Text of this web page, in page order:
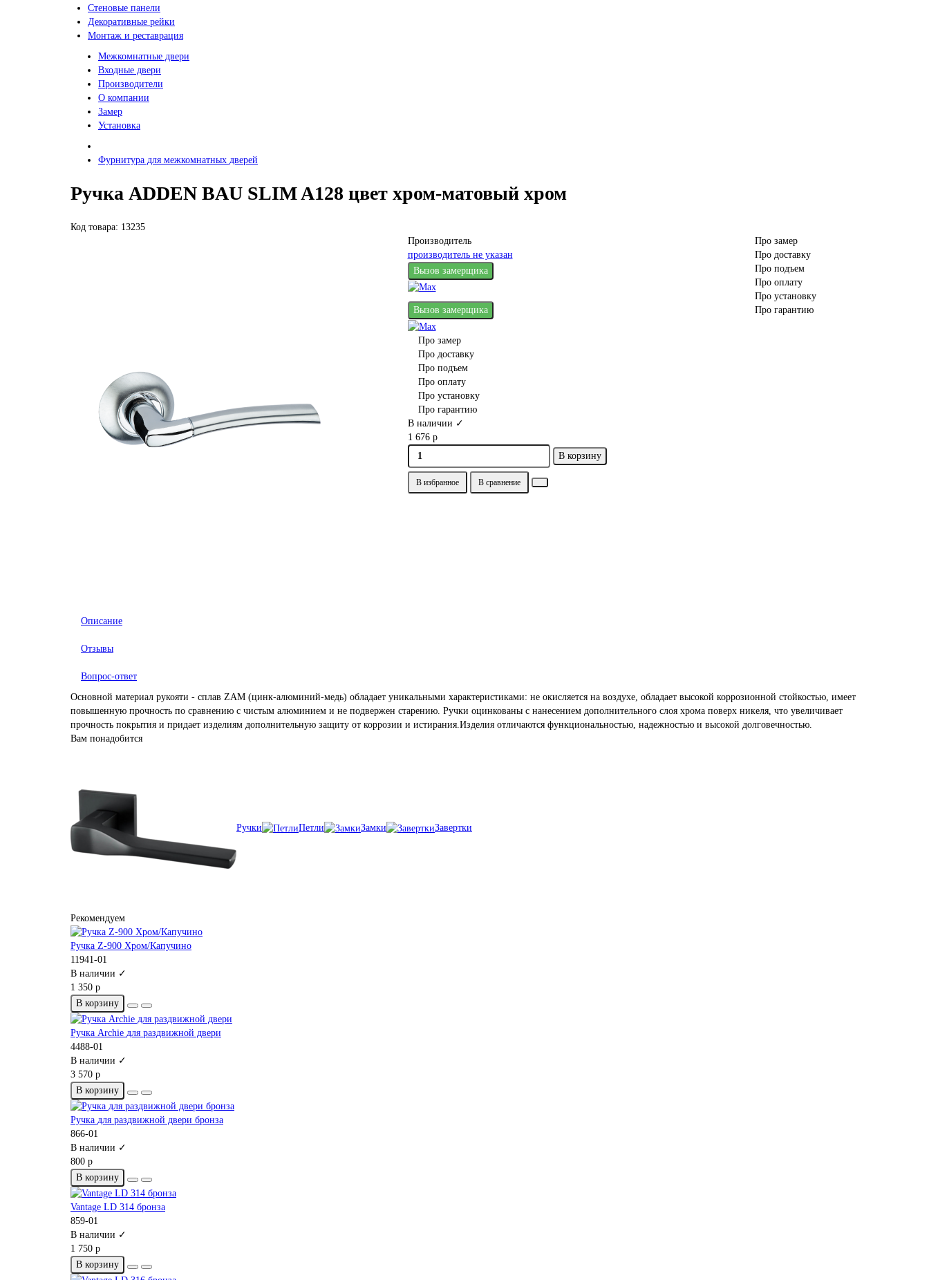
Стеновые панели
Декоративные рейки
Монтаж и реставрация
Межкомнатные двери
Входные двери
Производители
О компании
Замер
Установка
Фурнитура для межкомнатных дверей
Ручка ADDEN BAU SLIM A128 цвет хром-матовый хром
Код товара: 13235
Производитель
производитель не указан
Вызов замерщика
Вызов замерщика
Про замер
Про доставку
Про подъем
Про оплату
Про установку
Про гарантию
В наличии ✓
1 676 р
В корзину
В избранное В сравнение
Про замер
Про доставку
Про подъем
Про оплату
Про установку
Про гарантию
Описание
Отзывы
Вопрос-ответ
Основной материал рукояти - сплав ZAM (цинк-алюминий-медь) обладает уникальными характеристиками: не окисляется на воздухе, обладает высокой коррозионной стойкостью, имеет
повышенную прочность по сравнению с чистым алюминием и не подвержен старению. Ручки оцинкованы с нанесением дополнительного слоя хрома поверх никеля, что увеличивает
прочность покрытия и придает изделиям дополнительную защиту от коррозии и истирания.Изделия отличаются функциональностью, надежностью и высокой долговечностью.
Вам понадобится
Ручки Петли Замки Завертки
Рекомендуем
Ручка Z-900 Хром/Капучино
11941-01
В наличии ✓
1 350 р
В корзину
Ручка Archie для раздвижной двери
4488-01
В наличии ✓
3 570 р
В корзину
Ручка для раздвижной двери бронза
866-01
В наличии ✓
800 р
В корзину
Vantage LD 314 бронза
859-01
В наличии ✓
1 750 р
В корзину